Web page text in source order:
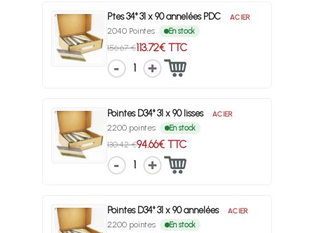
Ptes 34° 31 x 90 annelées PDC ACIER
2040 Pointes En stock
156.67 €113.72€ TTC
1
Pointes D34° 31 x 90 lisses ACIER
2200 pointes En stock
130.42 €94.66€ TTC
1
Pointes D34° 31 x 90 annelées ACIER
2200 pointes En stock